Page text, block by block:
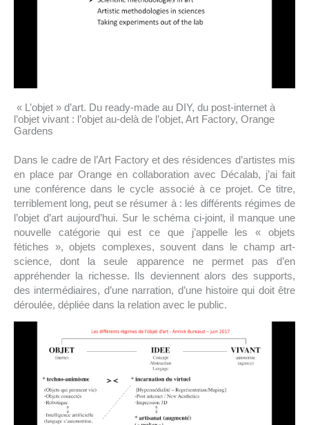
« L’objet » d’art. Du ready-made au DIY, du post-internet à
l’objet vivant : l’objet au-delà de l’objet, Art Factory, Orange
Gardens
Dans le cadre de l’Art Factory et des résidences d’artistes mis
en place par Orange en collaboration avec Décalab, j’ai fait
une conférence dans le cycle associé à ce projet. Ce titre,
terriblement long, peut se résumer à : les différents régimes de
l’objet d’art aujourd’hui. Sur le schéma ci-joint, il manque une
nouvelle catégorie qui est ce que j’appelle les « objets
fétiches », objets complexes, souvent dans le champ art-
science, dont la seule apparence ne permet pas d’en
appréhender la richesse. Ils deviennent alors des supports,
des intermédiaires, d’une narration, d’une histoire qui doit être
déroulée, dépliée dans la relation avec le public.